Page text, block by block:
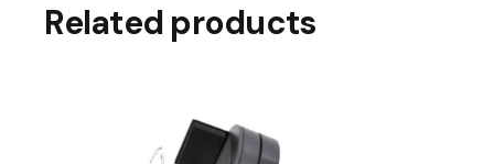
Related products